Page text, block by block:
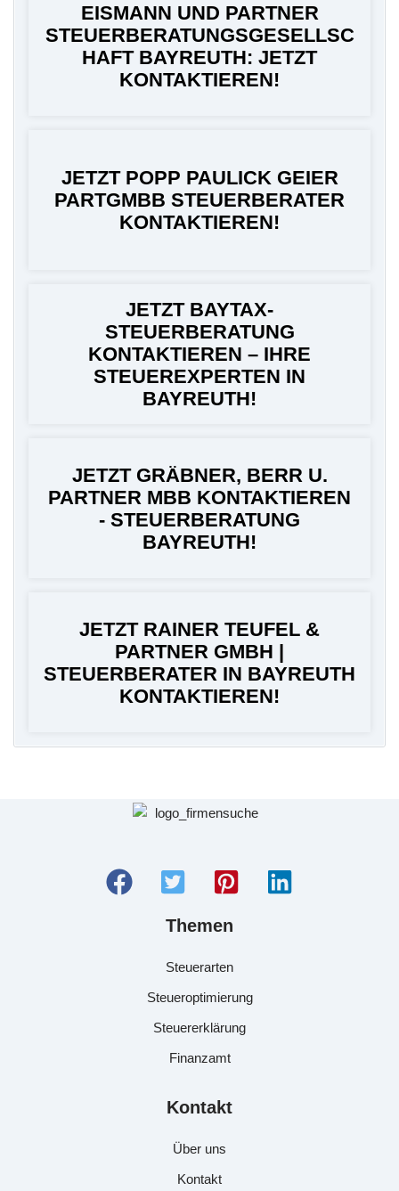
EISMANN UND PARTNER
STEUERBERATUNGSGESELLSC
HAFT BAYREUTH: JETZT
KONTAKTIEREN!
JETZT POPP PAULICK GEIER
PARTGMBB STEUERBERATER
KONTAKTIEREN!
JETZT BAYTAX-
STEUERBERATUNG
KONTAKTIEREN – IHRE
STEUEREXPERTEN IN
BAYREUTH!
JETZT GRÄBNER, BERR U.
PARTNER MBB KONTAKTIEREN
- STEUERBERATUNG
BAYREUTH!
JETZT RAINER TEUFEL &
PARTNER GMBH |
STEUERBERATER IN BAYREUTH
KONTAKTIEREN!
Themen
Steuerarten
Steueroptimierung
Steuererklärung
Finanzamt
Kontakt
Über uns
Kontakt